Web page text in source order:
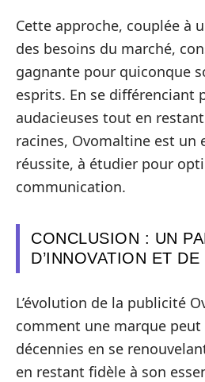
Cette approche, couplée à
des besoins du marché,
gagnante pour quiconque
esprits. En se différenciant
audacieuses tout en
racines, Ovomaltine est un
réussite, à étudier pour
communication.
CONCLUSION : UN
D’INNOVATION ET
L’évolution de la publicité
comment une marque peut
décennies en se
en restant fidèle à son